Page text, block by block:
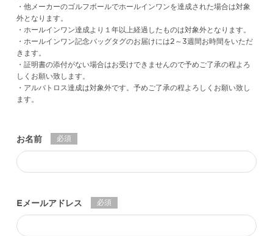
・他メーカーのゴルフボールでホールインワンを達成された場合は対象
外となります。
・ホールインワン達成より１年以上経過したものは対象外となります。
・ホールインワン記念バッグタグのお届けには2～3週間お時間をいただ
きます。
・証明書の添付がない場合はお受けできませんので予めご了承の程よろ
しくお願い致します。
・アルバトロス達成は対象外です。予めご了承の程よろしくお願い致し
ます。
お名前 必須
Eメールアドレス 必須